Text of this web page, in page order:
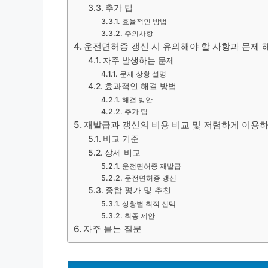
추가 팁
효율적인 방법
주의사항
운전면허증 갱신 시 유의해야 할 사항과 문제
자주 발생하는 문제
문제 상황 설명
효과적인 해결 방법
해결 방안
추가 팁
재발급과 갱신의 비용 비교 및 저렴하게 이용
비교 기준
상세 비교
운전면허증 재발급
운전면허증 갱신
종합 평가 및 추천
상황별 최적 선택
최종 제안
자주 묻는 질문